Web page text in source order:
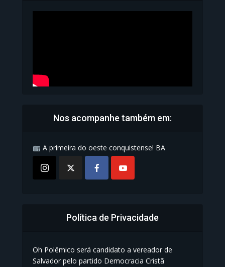
Nos acompanhe também em:
A primeira do oeste conquistense! BA
Política de Privacidade
Oh Polêmico será candidato a vereador de
Salvador pelo partido Democracia Cristã